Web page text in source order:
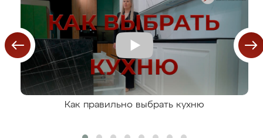
Как правильно выбрать кухню